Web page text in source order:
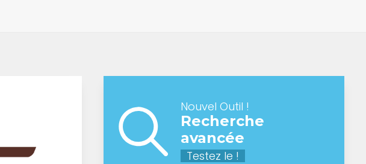
Nouvel Outil !
Recherche
avancée
Testez le !